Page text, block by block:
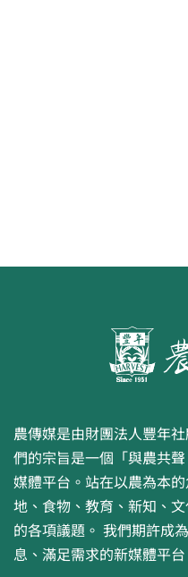
農傳媒是由財團法人豐年
們的宗旨是一個「與農共
媒體平台。站在以農為本
地、食物、教育、新知、
的各項議題。 我們期許成
息、滿足需求的新媒體平